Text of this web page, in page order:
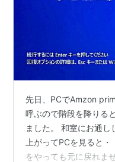
先日、PCでAmzon
呼ぶので階段を降りる
ました。 和室にお通し
上がってPCを見ると
をやっても元に戻れま